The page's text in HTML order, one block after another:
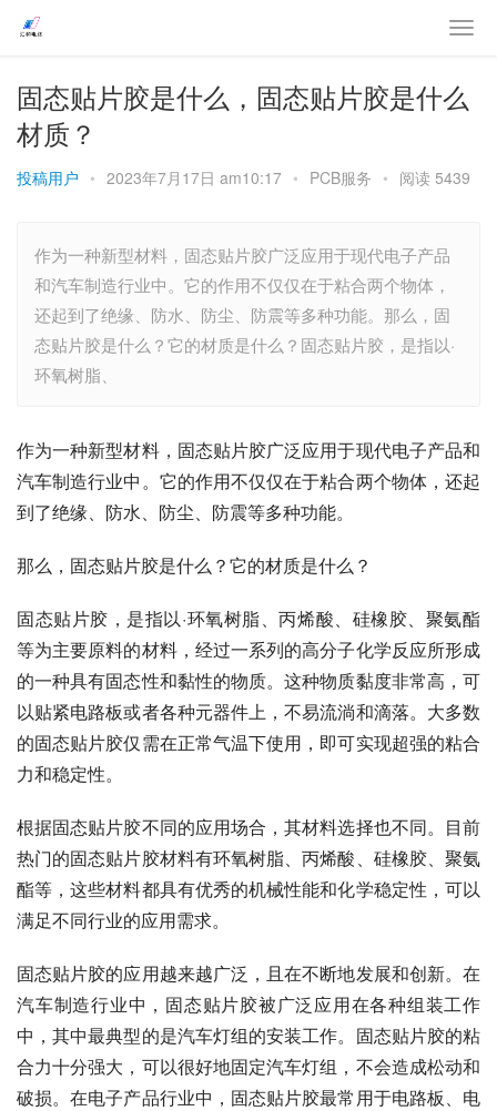
固态贴片胶是什么，固态贴片胶是什么
材质？
投稿用户 • 2023年7月17日 am10:17 • PCB服务 • 阅读 5439
作为一种新型材料，固态贴片胶广泛应用于现代电子产品
和汽车制造行业中。它的作用不仅仅在于粘合两个物体，
还起到了绝缘、防水、防尘、防震等多种功能。那么，固
态贴片胶是什么？它的材质是什么？固态贴片胶，是指以·
环氧树脂、
作为一种新型材料，固态贴片胶广泛应用于现代电子产品和
汽车制造行业中。它的作用不仅仅在于粘合两个物体，还起
到了绝缘、防水、防尘、防震等多种功能。
那么，固态贴片胶是什么？它的材质是什么？
固态贴片胶，是指以·环氧树脂、丙烯酸、硅橡胶、聚氨酯
等为主要原料的材料，经过一系列的高分子化学反应所形成
的一种具有固态性和黏性的物质。这种物质黏度非常高，可
以贴紧电路板或者各种元器件上，不易流淌和滴落。大多数
的固态贴片胶仅需在正常气温下使用，即可实现超强的粘合
力和稳定性。
根据固态贴片胶不同的应用场合，其材料选择也不同。目前
热门的固态贴片胶材料有环氧树脂、丙烯酸、硅橡胶、聚氨
酯等，这些材料都具有优秀的机械性能和化学稳定性，可以
满足不同行业的应用需求。
固态贴片胶的应用越来越广泛，且在不断地发展和创新。在
汽车制造行业中，固态贴片胶被广泛应用在各种组装工作
中，其中最典型的是汽车灯组的安装工作。固态贴片胶的粘
合力十分强大，可以很好地固定汽车灯组，不会造成松动和
破损。在电子产品行业中，固态贴片胶最常用于电路板、电